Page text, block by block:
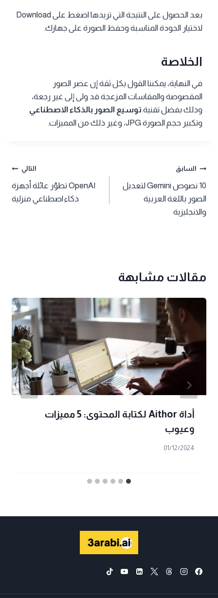
بعد الحصول على النتيجة التي تريدها اضغط على Download
لاختيار الجودة المناسبة وحفظ الصورة على جهازك.
الخلاصة
​في النهاية، يمكننا القول بكل ثقة إن عصر الصور
المقصوصة والمقاسات المزعجة قد ولى إلى غير رجعة،
وذلك بفضل تقنية توسيع الصور بالذكاء الاصطناعي
وتكبير حجم الصورة JPG، وغير ذلك من المميزات.
تصفّح
المقالات
السابق
10 نصوص Gemini لتعديل
الصور باللغة العربية
والانجليزية
التالي
OpenAI تطوّر عائلة أجهزة
ذكاء اصطناعي منزلية
مقالات مشابهة
أداة Aithor لكتابة المحتوى: 5 مميزات
وعيوب
01/12/2024